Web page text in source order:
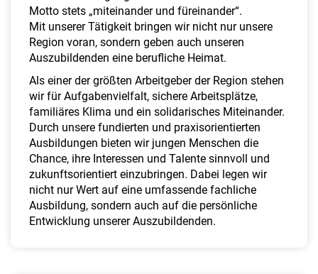
Motto stets „miteinander und füreinander“.
Mit unserer Tätigkeit bringen wir nicht nur unsere
Region voran, sondern geben auch unseren
Auszubildenden eine berufliche Heimat.
Als einer der größten Arbeitgeber der Region stehen
wir für Aufgabenvielfalt, sichere Arbeitsplätze,
familiäres Klima und ein solidarisches Miteinander.
Durch unsere fundierten und praxisorientierten
Ausbildungen bieten wir jungen Menschen die
Chance, ihre Interessen und Talente sinnvoll und
zukunftsorientiert einzubringen. Dabei legen wir
nicht nur Wert auf eine umfassende fachliche
Ausbildung, sondern auch auf die persönliche
Entwicklung unserer Auszubildenden.